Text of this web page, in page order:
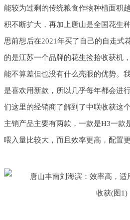
能较为过剩的传统粮食作物种植面积
积不断扩大，再加上唐山是全国花生
思前想后在2021年买了自己的自走式
的是江苏一个品牌的花生捡拾收获机
能不算差但也没有什么亮眼的优势。
是喜欢用新款，所以几乎每年都会进
们这里的经销商了解到了中联收获这
主销产品主要有两款，一款是H3一款
喂入量比较大，而且效率更高，配置